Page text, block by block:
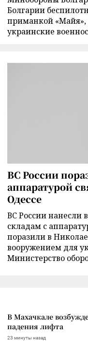
Болгарии
приманкой «Майя»,
украинские
ВС России
аппаратурой
Одессе
ВС России нанесли
складам с
поразили в
вооружением для
Министерство
В Махачкале
падения лифта
23 минуты назад